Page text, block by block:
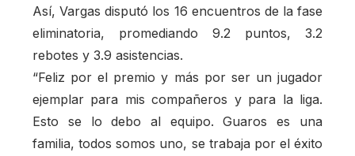
Así, Vargas disputó los 16 encuentros de la fase
eliminatoria, promediando 9.2 puntos, 3.2
rebotes y 3.9 asistencias.
“Feliz por el premio y más por ser un jugador
ejemplar para mis compañeros y para la liga.
Esto se lo debo al equipo. Guaros es una
familia, todos somos uno, se trabaja por el éxito